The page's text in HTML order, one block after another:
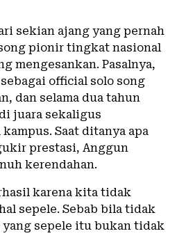
sekian ajang yang pernah
pionir tingkat nasional
mengesankan. Pasalnya,
official solo song
dan selama dua tahun
juara sekaligus
Saat ditanya apa
prestasi, Anggun
kerendahan.
karena kita tidak
sepele. Sebab bila tidak
sepele itu bukan tidak